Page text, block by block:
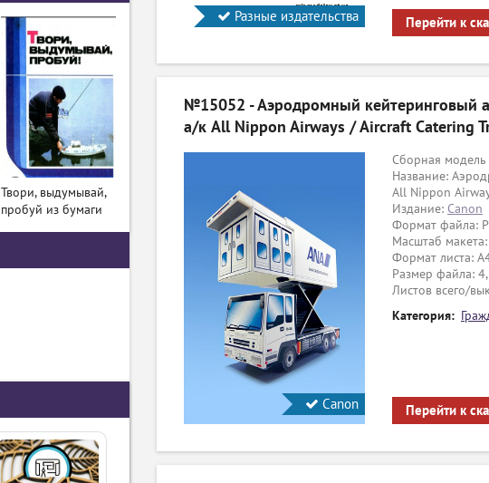
Разные издательства Перейти к
№15052 - Аэродромный кейтеринговый
а/к All Nippon Airways / Aircraft Catering
Canon
Сборная модель
Название:
All Nippon
Издание: Canon
Формат файла:
Масштаб макета:
Формат листа:
Размер файла:
Листов всего/
Категория:
Перейти к
Твори, выдумывай,
пробуй из бумаги